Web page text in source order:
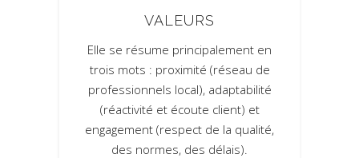
VALEURS
Elle se résume principalement en
trois mots : proximité (réseau de
professionnels local), adaptabilité
(réactivité et écoute client) et
engagement (respect de la qualité,
des normes, des délais).